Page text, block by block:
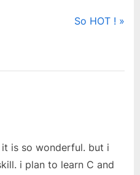
N
t
t
So HOT !
is so wonderful. but i
i plan to learn C and